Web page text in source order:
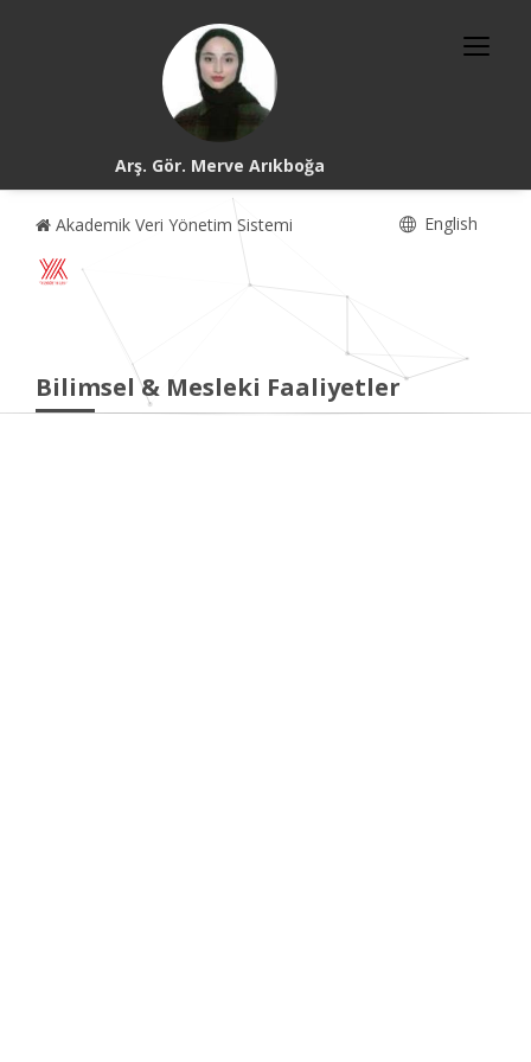
Arş. Gör. Merve Arıkboğa
Akademik Veri Yönetim Sistemi English
Bilimsel & Mesleki Faaliyetler